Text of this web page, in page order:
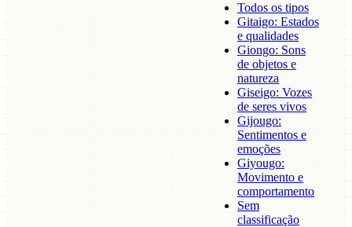
Todos os tipos
Gitaigo: Estados
e qualidades
Giongo: Sons
de objetos e
natureza
Giseigo: Vozes
de seres vivos
Gijougo:
Sentimentos e
emoções
Giyougo:
Movimento e
comportamento
Sem
classificação